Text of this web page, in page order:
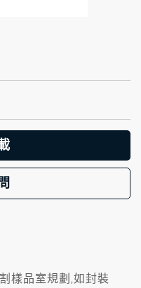
樣品室規劃,如封裝